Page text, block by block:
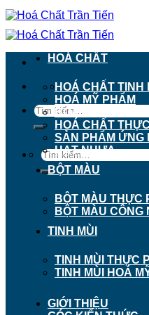
Chuyển
đến
nội
911 - 913
Tìm
kiếm:
Tìm
kiếm:
HOÁ CHẤT
HOÁ CHẤT TINH
HOÁ MỸ PHẨM
HOÁ CHẤT
HOÁ CHẤT
SẢN PHẨM ỨNG
HẠT NHỰA
BỘT MÀU
BỘT MÀU THỰC
BỘT MÀU CÔNG
TINH MÙI
TINH MÙI THỰC
TINH MÙI HOÁ
GIỚI THIỆU